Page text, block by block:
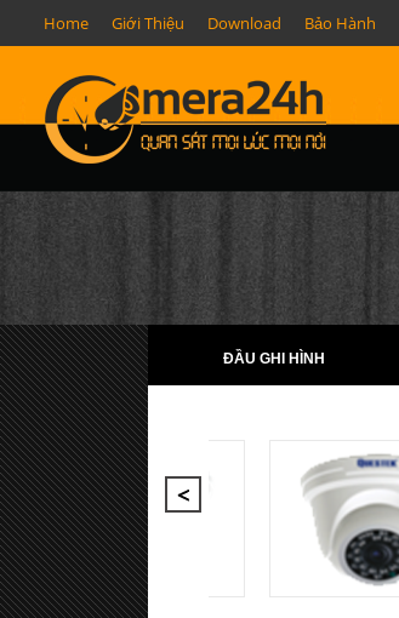
Home Giới Thiệu Download Bảo Hành
ĐẦU GHI HÌNH